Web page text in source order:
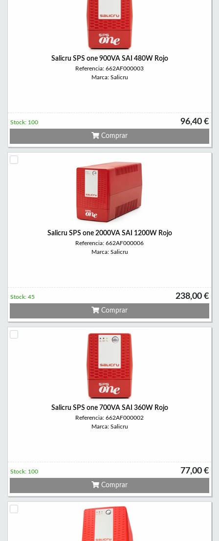
Salicru SPS one 900VA SAI 480W Rojo
Referencia: 662AF000003
Marca: Salicru
96,40 €
Stock: 100
Comprar
Salicru SPS one 2000VA SAI 1200W Rojo
Referencia: 662AF000006
Marca: Salicru
238,00 €
Stock: 45
Comprar
Salicru SPS one 700VA SAI 360W Rojo
Referencia: 662AF000002
Marca: Salicru
77,00 €
Stock: 100
Comprar